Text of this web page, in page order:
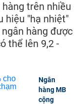
trên nhiều
hiệu "hạ nhiệt"
hàng được
thể lên 9,2 -
Ngân
hàng MB
cộng